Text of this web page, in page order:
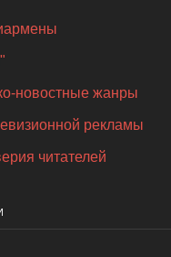
новостные жанры
рекламы
читателей